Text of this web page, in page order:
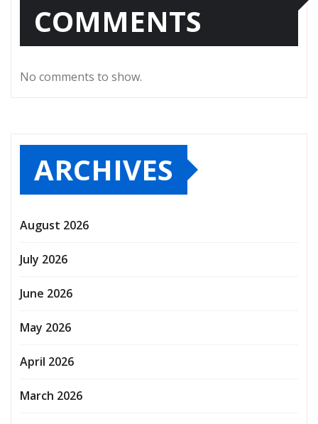
COMMENTS
No comments to show.
ARCHIVES
August 2026
July 2026
June 2026
May 2026
April 2026
March 2026